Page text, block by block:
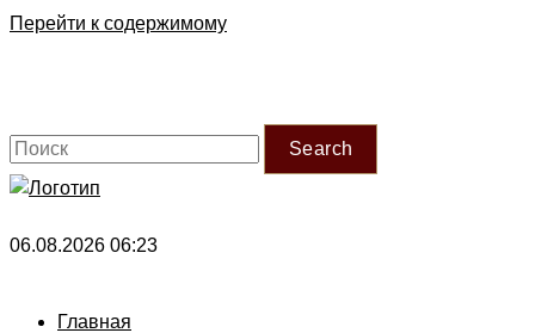
Перейти к содержимому
Search
06.08.2026 06:23
Главная